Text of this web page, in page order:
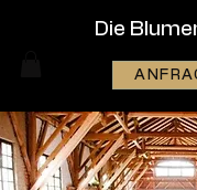
Die